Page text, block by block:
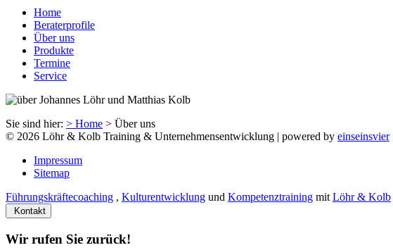
Home
Beraterprofile
Über uns
Produkte
Termine
Service
Sie sind hier: > Home > Über uns
© 2026 Löhr & Kolb Training & Unternehmensentwicklung | powered by einseinsvier
Impressum
Sitemap
Führungskräftecoaching , Kulturentwicklung und Kompetenztraining mit Löhr & Kolb
Kontakt
Wir rufen Sie zurück!